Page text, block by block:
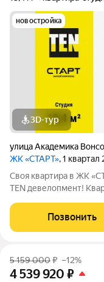
новостройка
3D-тур
улица Академика
ЖК «СТАРТ», 1 квартал
Своя квартира в ЖК
TEN девелопмент!
района в границах
Очеретина -
Позвонить
5 159 000₽ –12%
4 539 920 ₽